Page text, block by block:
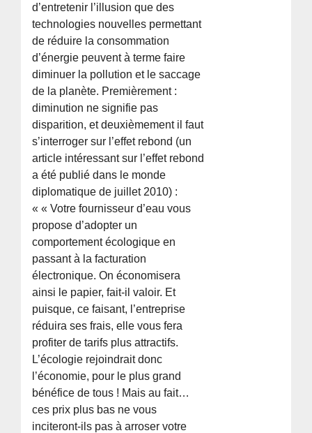
d’entretenir l’illusion que des
technologies nouvelles permettant
de réduire la consommation
d’énergie peuvent à terme faire
diminuer la pollution et le saccage
de la planète. Premièrement :
diminution ne signifie pas
disparition, et deuxièmement il faut
s’interroger sur l’effet rebond (un
article intéressant sur l’effet rebond
a été publié dans le monde
diplomatique de juillet 2010) :
« « Votre fournisseur d’eau vous
propose d’adopter un
comportement écologique en
passant à la facturation
électronique. On économisera
ainsi le papier, fait-il valoir. Et
puisque, ce faisant, l’entreprise
réduira ses frais, elle vous fera
profiter de tarifs plus attractifs.
L’écologie rejoindrait donc
l’économie, pour le plus grand
bénéfice de tous ! Mais au fait…
ces prix plus bas ne vous
inciteront-ils pas à arroser votre